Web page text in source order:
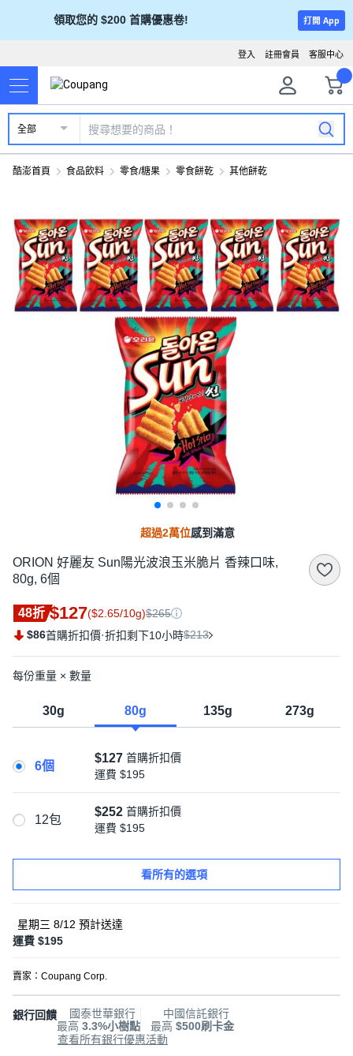
領取您的 $200 首購優惠卷! 打開 App
客服中心
註冊會員
登入
全部
酷澎首頁 食品飲料 零食/糖果 零食餅乾 其他餅乾
超過2萬位感到滿意
ORION 好麗友 Sun陽光波浪玉米脆片 香辣口味,
80g, 6個
48折 $127($2.65/10g)$265
$86首購折扣價·折扣剩下10小時$213
每份重量 × 數量
30g 80g 135g 273g
6個
$127 首購折扣價
運費 $195
12包
$252 首購折扣價
運費 $195
看所有的選項
星期三 8/12 預計送達
運費 $195
賣家： Coupang Corp.
銀行回饋
國泰世華銀行
最高 3.3%小樹點
中國信託銀行
最高 $500刷卡金
查看所有銀行優惠活動